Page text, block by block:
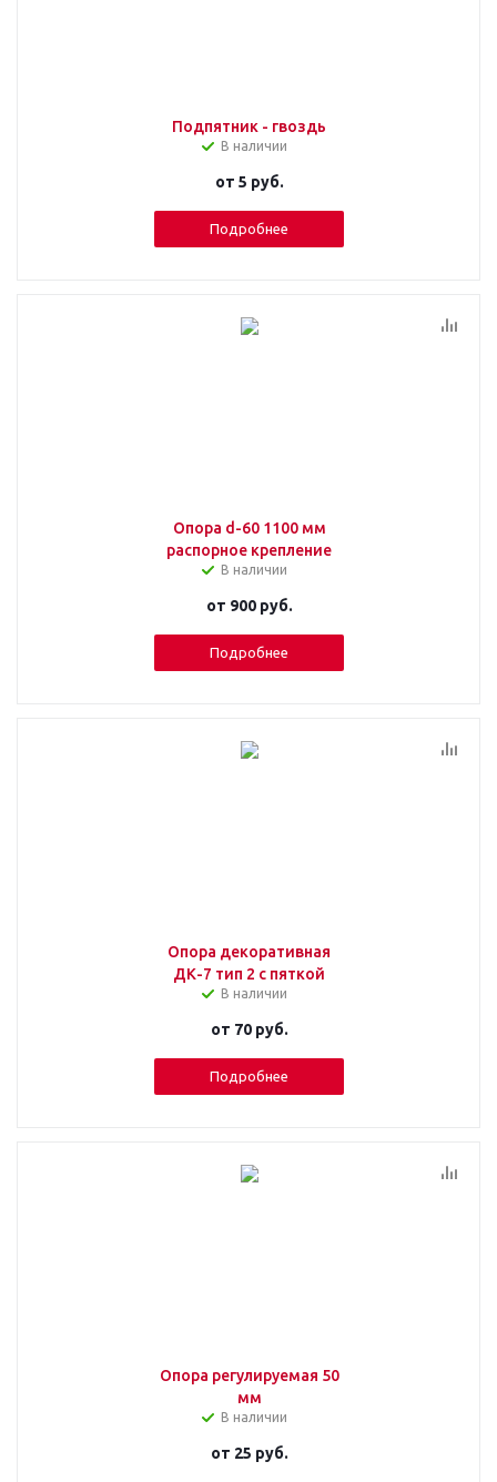
Подпятник - гвоздь
В наличии
от 5 руб.
Подробнее
Опора d-60 1100 мм
распорное крепление
В наличии
от 900 руб.
Подробнее
Опора декоративная
ДК-7 тип 2 с пяткой
В наличии
от 70 руб.
Подробнее
Опора регулируемая 50
мм
В наличии
от 25 руб.